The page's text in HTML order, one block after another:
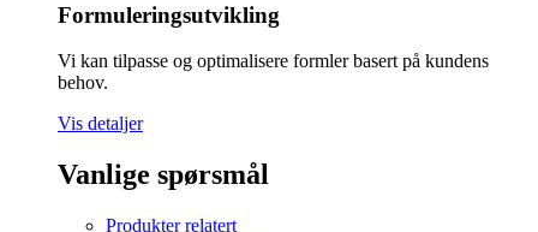
Formuleringsutvikling
Vi kan tilpasse og optimalisere formler basert på kundens
behov.
Vis detaljer
Vanlige spørsmål
Produkter relatert